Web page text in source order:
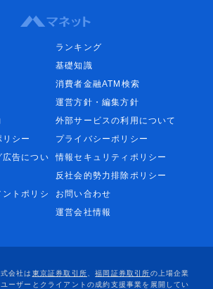
ランキング
基礎知識
消費者金融ATM検索
運営方針・編集方針
外部サービスの利用について
シー
プライバシーポリシー
告につい
情報セキュリティポリシー
反社会的勢力排除ポリシー
トポリシ
お問い合わせ
運営会社情報